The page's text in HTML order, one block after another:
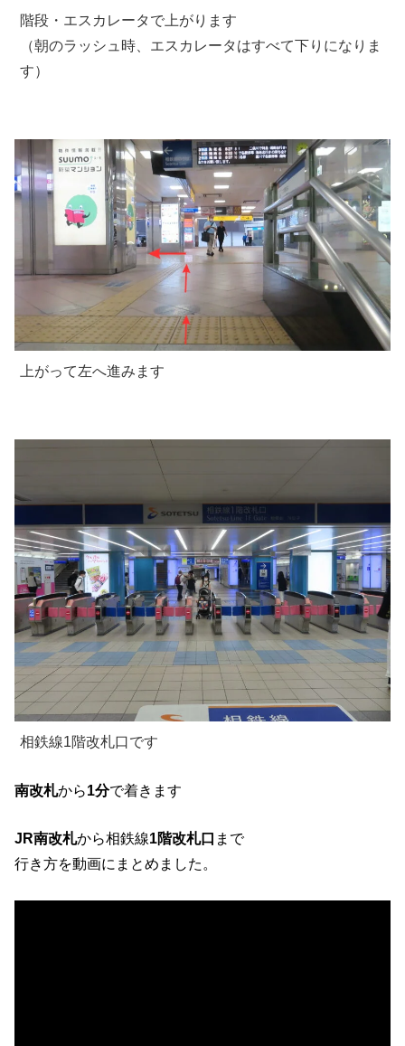
階段・エスカレータで上がります
（朝のラッシュ時、エスカレータはすべて下りになりま
す）
上がって左へ進みます
相鉄線1階改札口です
南改札から1分で着きます
JR南改札から相鉄線1階改札口 まで
行き方を動画にまとめました。